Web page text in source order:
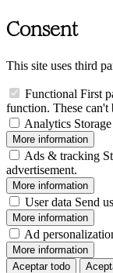
Consent
This site uses third
Functional First
function. These can't
Analytics
More information
Ads & tracking
advertisement.
More information
User data Send
More information
Ad
More information
Aceptar todo